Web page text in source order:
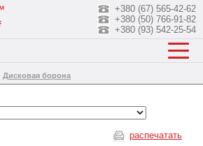
+380 (67) 565-42-62
+380 (50) 766-91-82
+380 (93) 542-25-54
Дисковая борона
распечатать